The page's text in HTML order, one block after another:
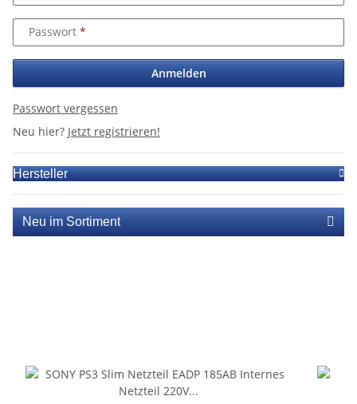
Passwort
Anmelden
Passwort vergessen
Neu hier? Jetzt registrieren!
Hersteller
Neu im Sortiment